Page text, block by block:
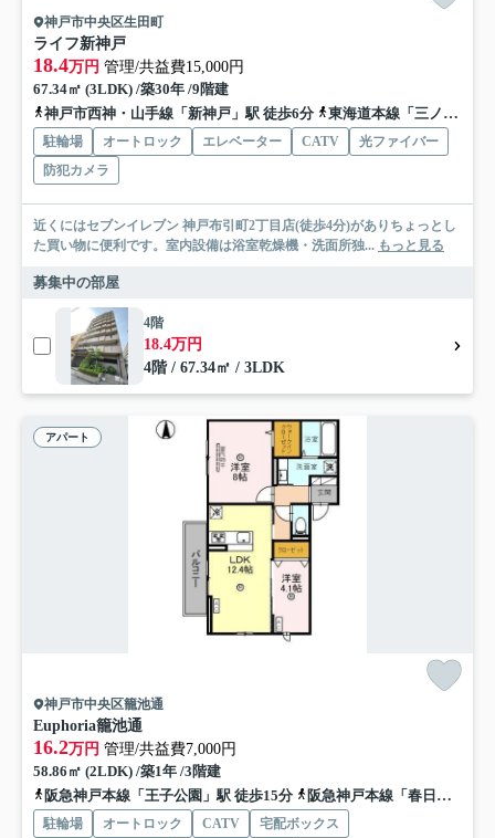
神戸市中央区生田町
ライフ新神戸
18.4万円 管理/共益費15,000円
67.34㎡ (3LDK) /築30年 /9階建
神戸市西神・山手線「新神戸」駅 徒歩6分
東海道本線「三ノ宮」駅 徒歩15分
駐輪場 オートロック エレベーター CATV
光ファイバー
防犯カメラ
近くにはセブンイレブン 神戸布引町2丁目店(徒歩4分)がありちょっとし
た買い物に便利です。室内設備は浴室乾燥機・洗面所独... もっと見る
募集中の部屋
4階
18.4万円
4階 / 67.34㎡ / 3LDK
アパート
神戸市中央区籠池通
Euphoria籠池通
16.2万円 管理/共益費7,000円
58.86㎡ (2LDK) /築1年 /3階建
阪急神戸本線「王子公園」駅 徒歩15分
阪急神戸本線「春日野道」駅 徒歩20分
駐輪場 オートロック CATV
宅配ボックス